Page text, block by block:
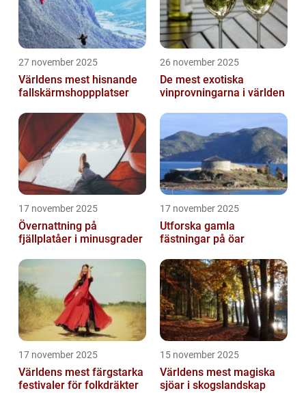
27 november 2025
Världens mest hisnande
fallskärmshoppplatser
26 november 2025
De mest exotiska
vinprovningarna i världen
17 november 2025
Övernattning på
fjällplatåer i minusgrader
17 november 2025
Utforska gamla
fästningar på öar
17 november 2025
Världens mest färgstarka
festivaler för folkdräkter
15 november 2025
Världens mest magiska
sjöar i skogslandskap